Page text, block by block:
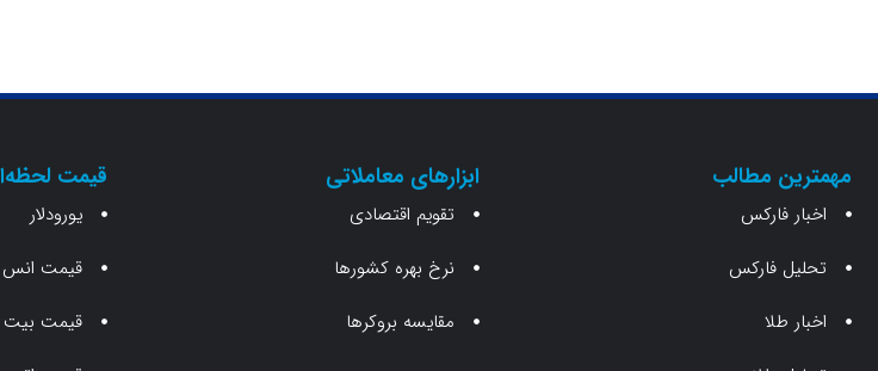
مهمترین مطالب
اخبار فارکس
تحلیل فارکس
اخبار طلا
ابزارهای معاملاتی
تقویم اقتصادی
نرخ بهره کشورها
مقایسه بروکرها
قیمت
یورودلار
قیمت انس
قیمت بیت